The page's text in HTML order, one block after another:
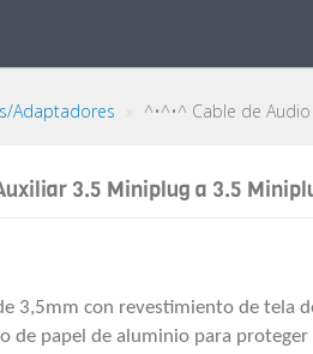
Adaptadores ^•^•^ Cable de
3.5 Miniplug a 3.5
3,5mm con revestimiento de tela
de papel de aluminio para